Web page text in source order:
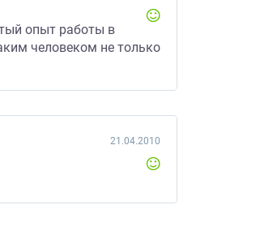
опыт работы в
человеком не только
21.04.2010